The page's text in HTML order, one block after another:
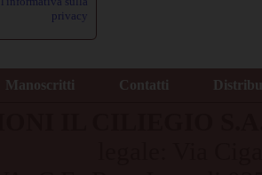
privacy
Manoscritti Contatti